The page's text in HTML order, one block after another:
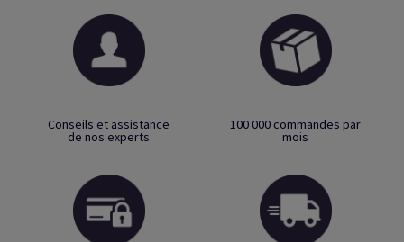
Conseils et assistance
de nos experts
100 000 commandes par
mois